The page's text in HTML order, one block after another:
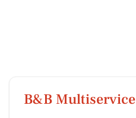
B&B Multiservice